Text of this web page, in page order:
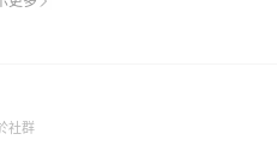
社群(Open